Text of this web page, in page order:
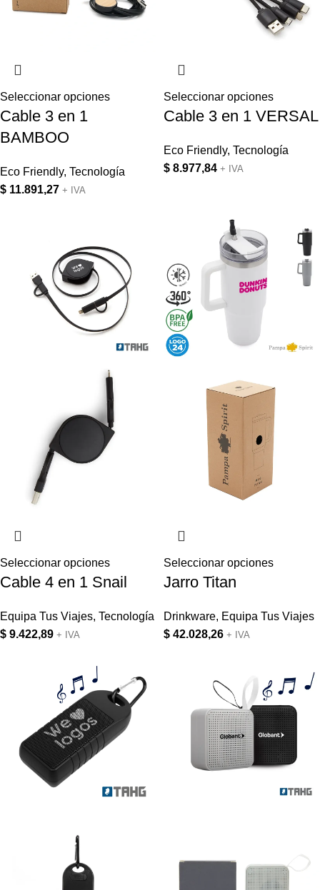
Seleccionar opciones
Cable 3 en 1
BAMBOO
Eco Friendly, Tecnología
$ 11.891,27 + IVA
Seleccionar opciones
Cable 3 en 1 VERSAL
Eco Friendly, Tecnología
$ 8.977,84 + IVA
Seleccionar opciones
Cable 4 en 1 Snail
Equipa Tus Viajes, Tecnología
$ 9.422,89 + IVA
Seleccionar opciones
Jarro Titan
Drinkware, Equipa Tus Viajes
$ 42.028,26 + IVA